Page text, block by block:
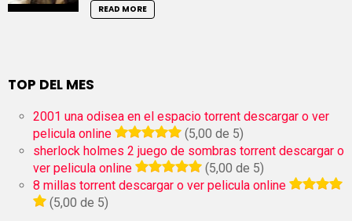
READ MORE
TOP DEL MES
2001 una odisea en el espacio torrent descargar o ver
pelicula online
(5,00 de 5)
sherlock holmes 2 juego de sombras torrent descargar o
ver pelicula online
(5,00 de 5)
8 millas torrent descargar o ver pelicula online
(5,00 de 5)